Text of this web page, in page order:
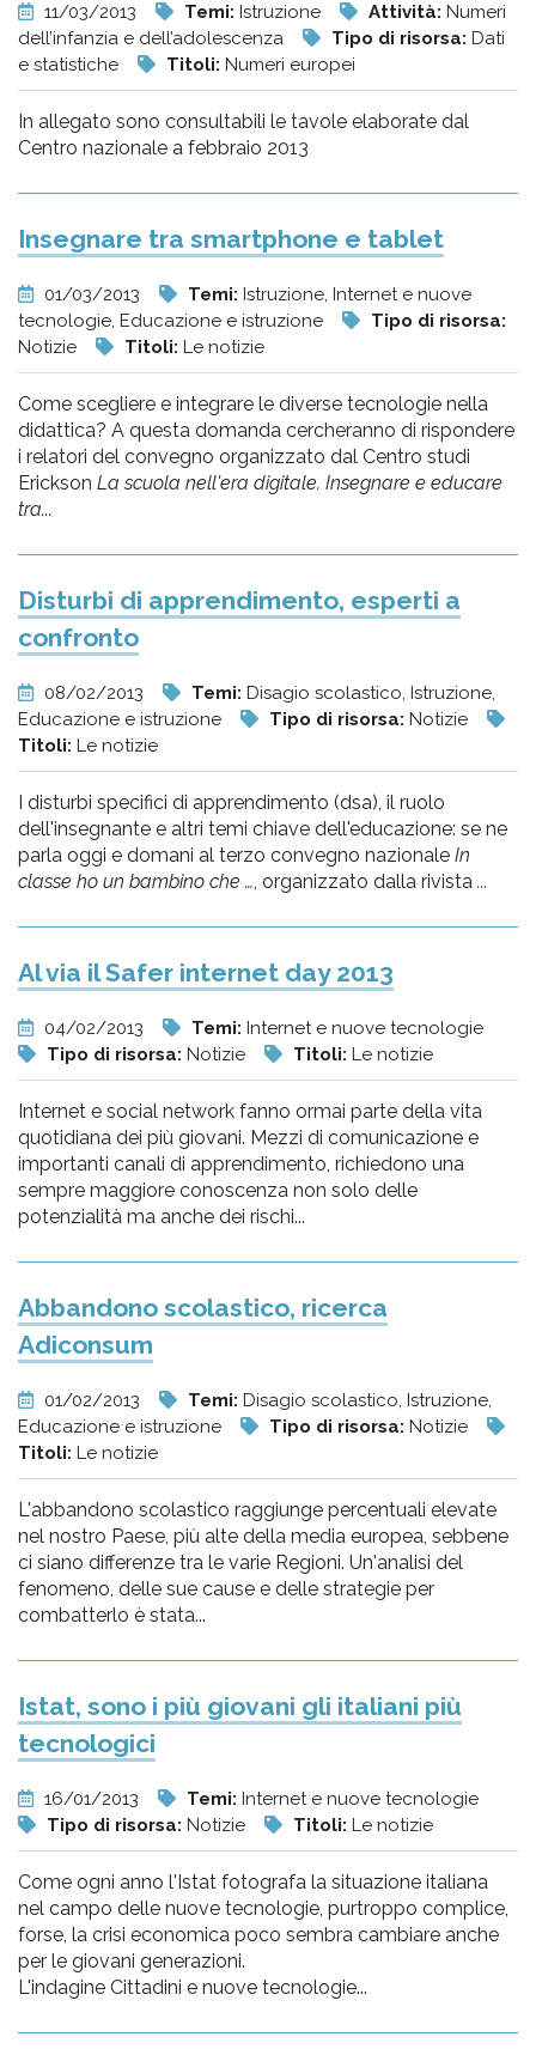
11/03/2013 Temi: Istruzione Attività: Numeri
dell’infanzia e dell’adolescenza
Tipo di risorsa: Dati
e statistiche
Titoli: Numeri europei
In allegato sono consultabili le tavole elaborate dal
Centro nazionale a febbraio 2013
Insegnare tra smartphone e tablet
01/03/2013 Temi: Istruzione, Internet e nuove
tecnologie, Educazione e istruzione
Tipo di risorsa:
Notizie
Titoli: Le notizie
Come scegliere e integrare le diverse tecnologie nella
didattica? A questa domanda cercheranno di rispondere
i relatori del convegno organizzato dal Centro studi
Erickson La scuola nell'era digitale. Insegnare e educare
tra...
Disturbi di apprendimento, esperti a
confronto
08/02/2013 Temi: Disagio scolastico, Istruzione,
Educazione e istruzione
Tipo di risorsa: Notizie
Titoli: Le notizie
I disturbi specifici di apprendimento (dsa), il ruolo
dell'insegnante e altri temi chiave dell'educazione: se ne
parla oggi e domani al terzo convegno nazionale In
classe ho un bambino che …, organizzato dalla rivista ...
Al via il Safer internet day 2013
04/02/2013 Temi: Internet e nuove tecnologie
Tipo di risorsa: Notizie Titoli: Le notizie
Internet e social network fanno ormai parte della vita
quotidiana dei più giovani. Mezzi di comunicazione e
importanti canali di apprendimento, richiedono una
sempre maggiore conoscenza non solo delle
potenzialità ma anche dei rischi...
Abbandono scolastico, ricerca
Adiconsum
01/02/2013 Temi: Disagio scolastico, Istruzione,
Educazione e istruzione
Tipo di risorsa: Notizie
Titoli: Le notizie
L'abbandono scolastico raggiunge percentuali elevate
nel nostro Paese, più alte della media europea, sebbene
ci siano differenze tra le varie Regioni. Un'analisi del
fenomeno, delle sue cause e delle strategie per
combatterlo è stata...
Istat, sono i più giovani gli italiani più
tecnologici
16/01/2013 Temi: Internet e nuove tecnologie
Tipo di risorsa: Notizie Titoli: Le notizie
Come ogni anno l'Istat fotografa la situazione italiana
nel campo delle nuove tecnologie, purtroppo complice,
forse, la crisi economica poco sembra cambiare anche
per le giovani generazioni.
L'indagine Cittadini e nuove tecnologie...